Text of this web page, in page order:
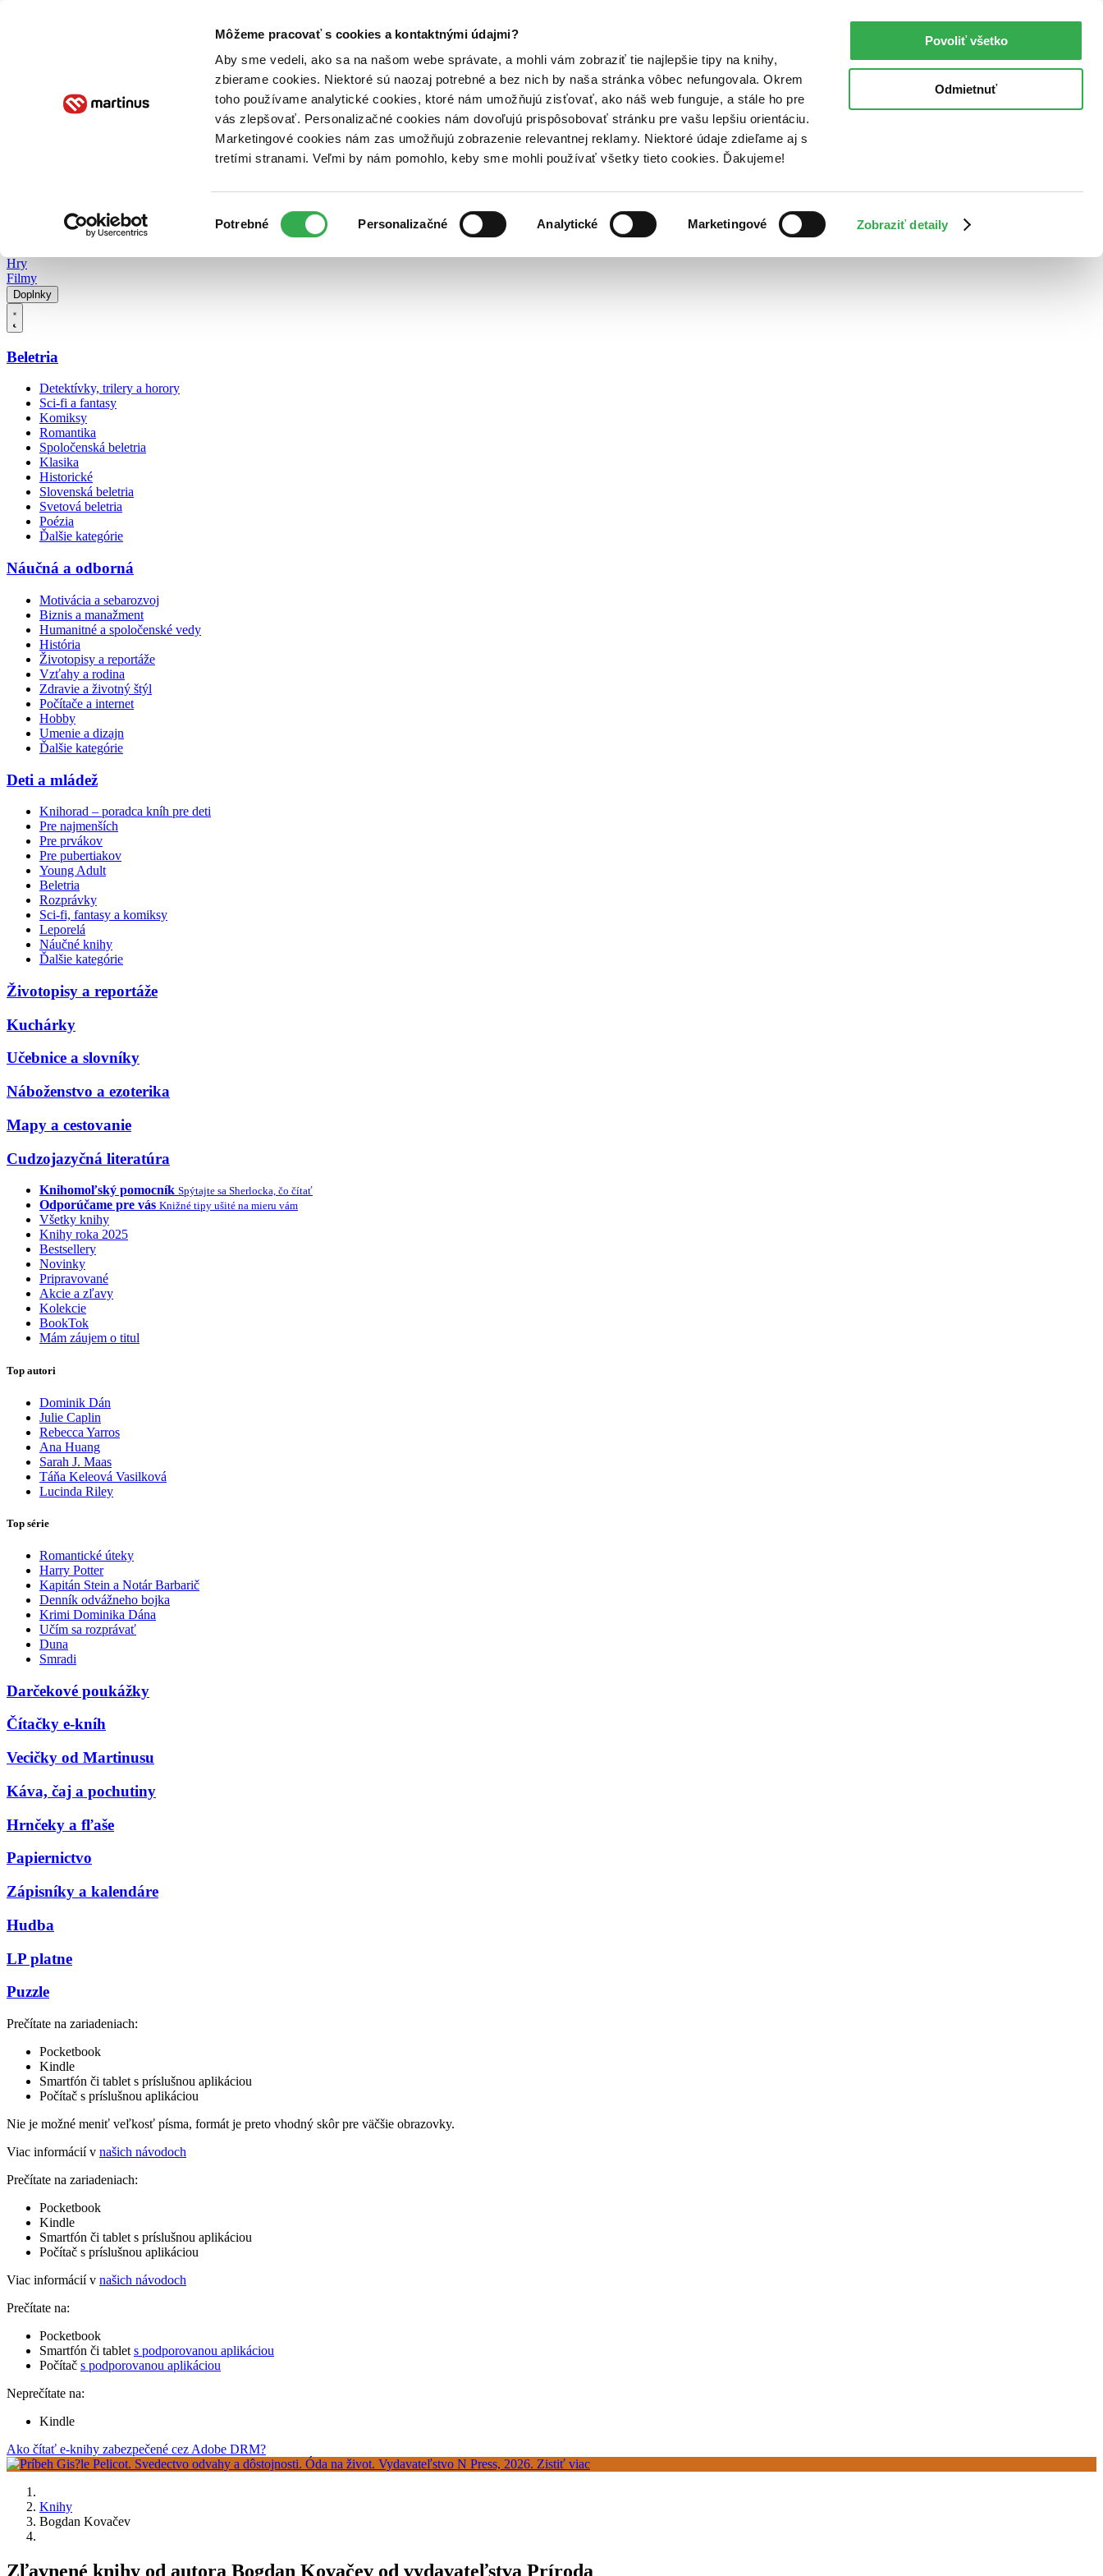
Môžeme pracovať s cookies a kontaktnými údajmi?
Aby sme vedeli, ako sa na našom webe správate, a mohli vám zobraziť tie najlepšie tipy na knihy,
zbierame cookies. Niektoré sú naozaj potrebné a bez nich by naša stránka vôbec nefungovala. Okrem
toho používame analytické cookies, ktoré nám umožňujú zisťovať, ako náš web funguje, a stále ho pre
vás zlepšovať. Personalizačné cookies nám dovoľujú prispôsobovať stránku pre vašu lepšiu orientáciu.
Marketingové cookies nám zas umožňujú zobrazenie relevantnej reklamy. Niektoré údaje zdieľame aj s
tretími stranami. Veľmi by nám pomohlo, keby sme mohli používať všetky tieto cookies. Ďakujeme!
súhlasu
Potrebné Personalizačné Analytické Marketingové Zobraziť detaily
Povoliť všetko
Odmietnuť
Poukážky Kontakt
Hry
Filmy
Doplnky
Beletria
Detektívky, trilery a horory
Sci-fi a fantasy
Komiksy
Romantika
Spoločenská beletria
Klasika
Historické
Slovenská beletria
Svetová beletria
Poézia
Ďalšie kategórie
Náučná a odborná
Motivácia a sebarozvoj
Biznis a manažment
Humanitné a spoločenské vedy
História
Životopisy a reportáže
Vzťahy a rodina
Zdravie a životný štýl
Počítače a internet
Hobby
Umenie a dizajn
Ďalšie kategórie
Deti a mládež
Knihorad – poradca kníh pre deti
Pre najmenších
Pre prvákov
Pre pubertiakov
Young Adult
Beletria
Rozprávky
Sci-fi, fantasy a komiksy
Leporelá
Náučné knihy
Ďalšie kategórie
Životopisy a reportáže
Kuchárky
Učebnice a slovníky
Náboženstvo a ezoterika
Mapy a cestovanie
Cudzojazyčná literatúra
Knihomoľský pomocník Spýtajte sa Sherlocka, čo čítať
Odporúčame pre vás Knižné tipy ušité na mieru vám
Všetky knihy
Knihy roka 2025
Bestsellery
Novinky
Pripravované
Akcie a zľavy
Kolekcie
BookTok
Mám záujem o titul
Top autori
Dominik Dán
Julie Caplin
Rebecca Yarros
Ana Huang
Sarah J. Maas
Táňa Keleová Vasilková
Lucinda Riley
Top série
Romantické úteky
Harry Potter
Kapitán Stein a Notár Barbarič
Denník odvážneho bojka
Krimi Dominika Dána
Učím sa rozprávať
Duna
Smradi
Darčekové poukážky
Čítačky e-kníh
Vecičky od Martinusu
Káva, čaj a pochutiny
Hrnčeky a fľaše
Papiernictvo
Zápisníky a kalendáre
Hudba
LP platne
Puzzle
Prečítate na zariadeniach:
Pocketbook
Kindle
Smartfón či tablet s príslušnou aplikáciou
Počítač s príslušnou aplikáciou
Nie je možné meniť veľkosť písma, formát je preto vhodný skôr pre väčšie obrazovky.
Viac informácií v našich návodoch
Prečítate na zariadeniach:
Pocketbook
Kindle
Smartfón či tablet s príslušnou aplikáciou
Počítač s príslušnou aplikáciou
Viac informácií v našich návodoch
Prečítate na:
Pocketbook
Smartfón či tablet s podporovanou aplikáciou
Počítač s podporovanou aplikáciou
Neprečítate na:
Kindle
Ako čítať e-knihy zabezpečené cez Adobe DRM?
Knihy
Bogdan Kovačev
Zľavnené knihy od autora Bogdan Kovačev od vydavateľstva Príroda